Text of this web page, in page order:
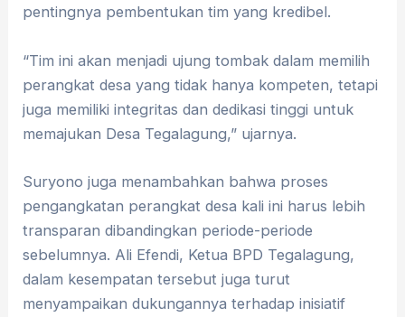
pentingnya pembentukan tim yang kredibel.
“Tim ini akan menjadi ujung tombak dalam memilih
perangkat desa yang tidak hanya kompeten, tetapi
juga memiliki integritas dan dedikasi tinggi untuk
memajukan Desa Tegalagung,” ujarnya.
Suryono juga menambahkan bahwa proses
pengangkatan perangkat desa kali ini harus lebih
transparan dibandingkan periode-periode
sebelumnya. Ali Efendi, Ketua BPD Tegalagung,
dalam kesempatan tersebut juga turut
menyampaikan dukungannya terhadap inisiatif